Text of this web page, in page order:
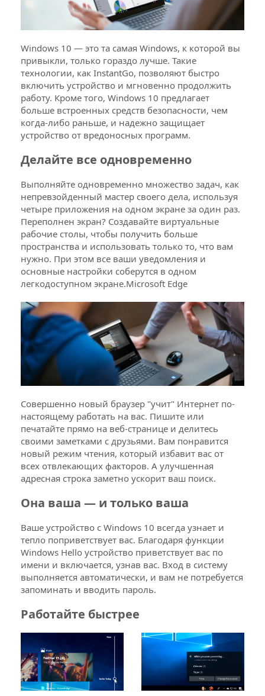
Windows 10 — это та самая Windows, к которой вы
привыкли, только гораздо лучше. Такие
технологии, как InstantGo, позволяют быстро
включить устройство и мгновенно продолжить
работу. Кроме того, Windows 10 предлагает
больше встроенных средств безопасности, чем
когда-либо раньше, и надежно защищает
устройство от вредоносных программ.
Делайте все одновременно
Выполняйте одновременно множество задач, как
непревзойденный мастер своего дела, используя
четыре приложения на одном экране за один раз.
Переполнен экран? Создавайте виртуальные
рабочие столы, чтобы получить больше
пространства и использовать только то, что вам
нужно. При этом все ваши уведомления и
основные настройки соберутся в одном
легкодоступном экране.Microsoft Edge
Совершенно новый браузер "учит" Интернет по-
настоящему работать на вас. Пишите или
печатайте прямо на веб-странице и делитесь
своими заметками с друзьями. Вам понравится
новый режим чтения, который избавит вас от
всех отвлекающих факторов. А улучшенная
адресная строка заметно ускорит ваш поиск.
Она ваша — и только ваша
Ваше устройство с Windows 10 всегда узнает и
тепло поприветствует вас. Благодаря функции
Windows Hello устройство приветствует вас по
имени и включается, узнав вас. Вход в систему
выполняется автоматически, и вам не потребуется
запоминать и вводить пароль.
Работайте быстрее